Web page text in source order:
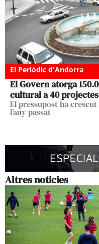
El Periòdic d'Andorra
El Govern atorga
cultural a 40 projectes
El pressupost ha
l’any passat
Altres noticies